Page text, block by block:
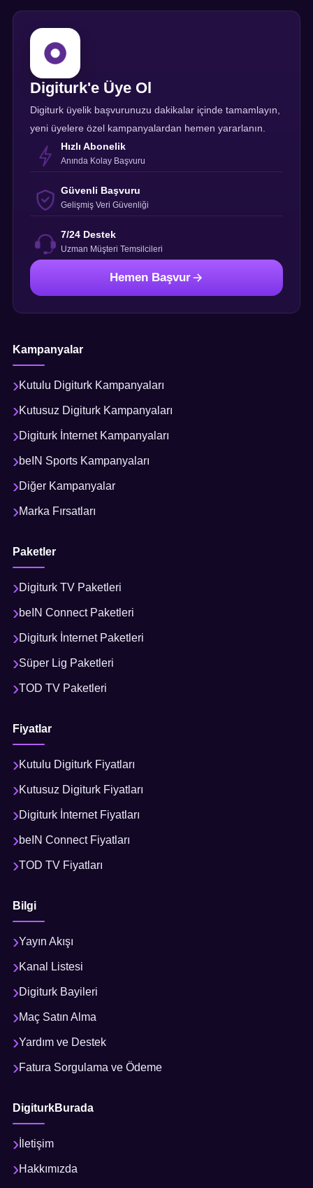
Digiturk'e Üye Ol
Digiturk üyelik başvurunuzu dakikalar içinde tamamlayın,
yeni üyelere özel kampanyalardan hemen yararlanın.
Hızlı Abonelik
Anında Kolay Başvuru
Güvenli Başvuru
Gelişmiş Veri Güvenliği
7/24 Destek
Uzman Müşteri Temsilcileri
Hemen Başvur
Kampanyalar
Kutulu Digiturk Kampanyaları
Kutusuz Digiturk Kampanyaları
Digiturk İnternet Kampanyaları
beIN Sports Kampanyaları
Diğer Kampanyalar
Marka Fırsatları
Paketler
Digiturk TV Paketleri
beIN Connect Paketleri
Digiturk İnternet Paketleri
Süper Lig Paketleri
TOD TV Paketleri
Fiyatlar
Kutulu Digiturk Fiyatları
Kutusuz Digiturk Fiyatları
Digiturk İnternet Fiyatları
beIN Connect Fiyatları
TOD TV Fiyatları
Bilgi
Yayın Akışı
Kanal Listesi
Digiturk Bayileri
Maç Satın Alma
Yardım ve Destek
Fatura Sorgulama ve Ödeme
DigiturkBurada
İletişim
Hakkımızda